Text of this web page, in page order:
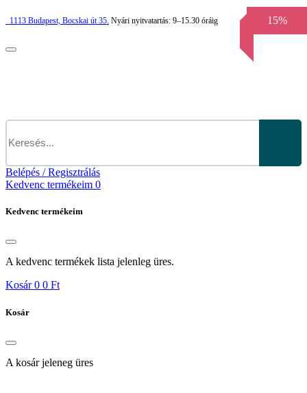
1113 Budapest, Bocskai út 35. Nyári nyitvatartás: 9–15.30 óráig
Belépés / Regisztrálás
Kedvenc termékeim 0
Kedvenc termékeim
A kedvenc termékek lista jelenleg üres.
Kosár 0 0 Ft
Kosár
A kosár jeleneg üres
15%